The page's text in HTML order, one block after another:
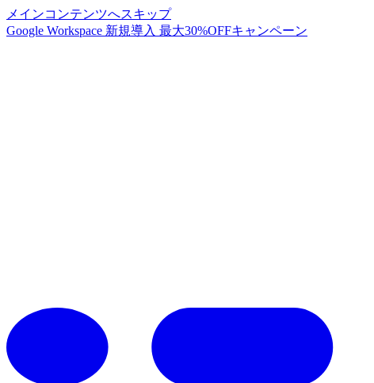
メインコンテンツへスキップ
Google Workspace 新規導入 最大30%OFFキャンペーン